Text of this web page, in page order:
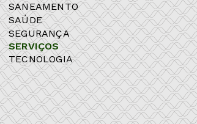
SANEAMENTO
SAÚDE
SEGURANÇA
SERVIÇOS
TECNOLOGIA